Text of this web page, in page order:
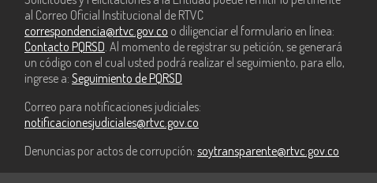
al Correo Oficial Institucional de RTVC
correspondencia@rtvc.gov.co o diligenciar el formulario en línea:
Contacto PQRSD . Al momento de registrar su petición, se generará
un código con el cual usted podrá realizar el seguimiento, para ello,
ingrese a: Seguimiento de PQRSD
Correo para notificaciones judiciales:
notificacionesjudiciales@rtvc.gov.co
Denuncias por actos de corrupción: soytransparente@rtvc.gov.co